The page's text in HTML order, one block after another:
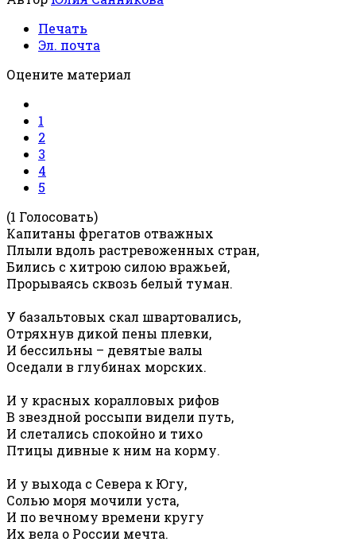
Печать
Эл. почта
Оцените материал
1
2
3
4
5
(1 Голосовать)
Капитаны фрегатов отважных
Плыли вдоль растревоженных стран,
Бились с хитрою силою вражьей,
Прорываясь сквозь белый туман.
У базальтовых скал швартовались,
Отряхнув дикой пены плевки,
И бессильны – девятые валы
Оседали в глубинах морских.
И у красных коралловых рифов
В звездной россыпи видели путь,
И слетались спокойно и тихо
Птицы дивные к ним на корму.
И у выхода с Севера к Югу,
Солью моря мочили уста,
И по вечному времени кругу
Их вела о России мечта.